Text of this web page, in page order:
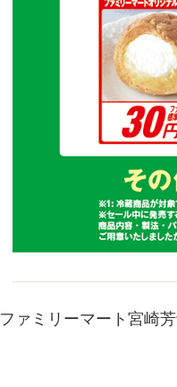
ファミリーマート宮崎